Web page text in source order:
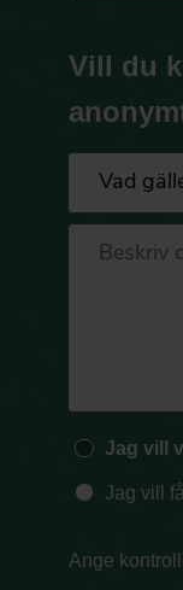
Vill du
Jag vill
Jag vill
Ange